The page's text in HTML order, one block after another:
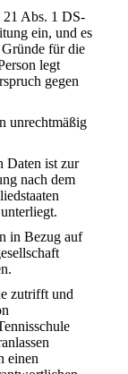
21 Abs. 1 DS-
ein, und es
für die
legt
gegen
unrechtmäßig
Daten ist zur
nach dem
in Bezug auf
zutrifft und
einen